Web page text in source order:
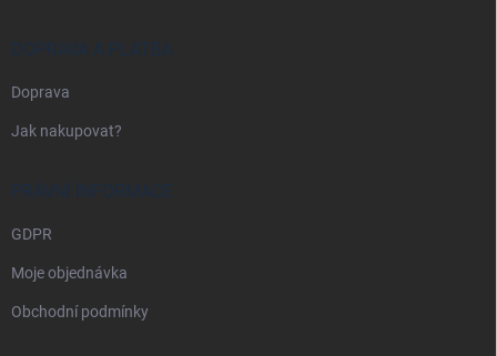
DOPRAVA A PLATBA
Doprava
Jak nakupovat?
PRÁVNÍ INFORMACE
GDPR
Moje objednávka
Obchodní podmínky